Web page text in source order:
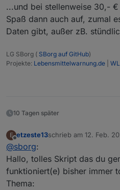
...und bei stellenweise 30,-
Spaß dann auch auf, zumal
Daten gibt, außer zB.
LG SBorg ( SBorg auf GitHub)
Projekte: Lebensmittelwarnung.de
10 Tagen später
E
Offline
etzeste13schrieb am 12. Feb.
zuletzt editiert von
@sborg:
Hallo, tolles Skript das du
funktioniert(e) bisher immer
Thema: